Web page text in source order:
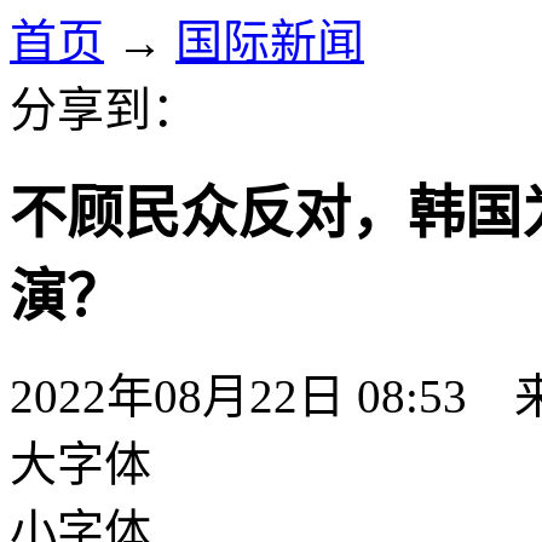
首页 → 国际新闻
分享到：
不顾民众反对，韩
演？
2022年08月22日 08:53
大字体